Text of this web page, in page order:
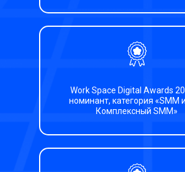
Work Space Digital Awards
номинант, категория «SMM
Комплексный SMM»